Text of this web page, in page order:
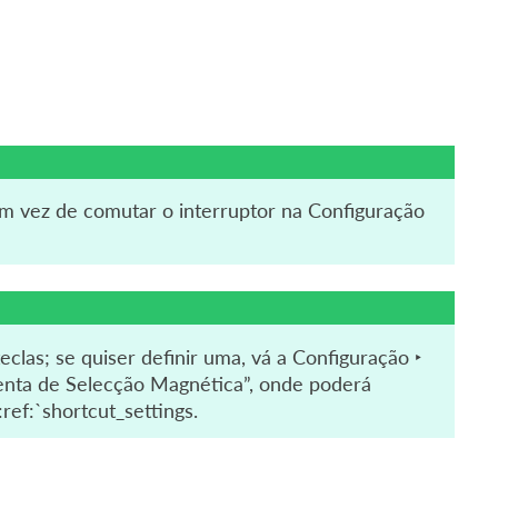
vez de comutar o interruptor na Configuração
se quiser definir uma, vá a Configuração ‣
de Selecção Magnética”, onde poderá
.